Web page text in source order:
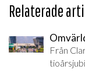
Relaterade
Från